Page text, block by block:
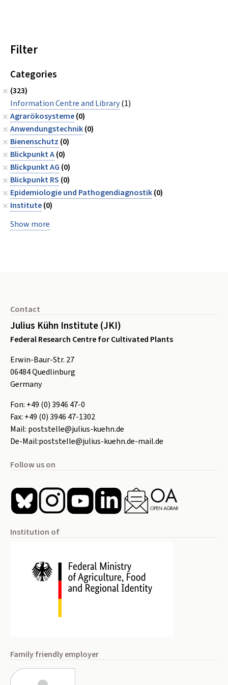
Filter
Categories
(323)
Information Centre and Library(1)
Agrarökosysteme(0)
Anwendungstechnik(0)
Bienenschutz (0)
Blickpunkt A(0)
Blickpunkt AG (0)
Blickpunkt RS (0)
Epidemiologie und Pathogendiagnostik(0)
Institute(0)
Show more
Contact
Julius Kühn Institute (JKI)
Federal Research Centre for Cultivated Plants
Erwin-Baur-Str. 27
06484Quedlinburg
Germany
Fon: +49 (0) 3946 47-0
Fax: +49 (0) 3946 47-1302
Mail: poststelle@julius-kuehn.de
De-Mail:poststelle@julius-kuehn.de-mail.de
Follow us on
Institution of
Family friendly employer